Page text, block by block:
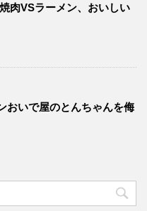
肉VSラーメン、おいしい
おいで屋のとんちゃんを侮